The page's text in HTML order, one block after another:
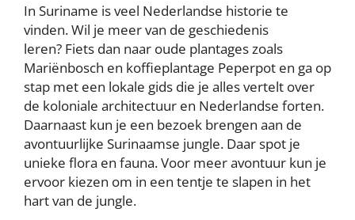
In Suriname is veel Nederlandse historie te
vinden. Wil je meer van de geschiedenis
leren? Fiets dan naar oude plantages zoals
Mariënbosch en koffieplantage Peperpot en ga op
stap met een lokale gids die je alles vertelt over
de koloniale architectuur en Nederlandse forten.
Daarnaast kun je een bezoek brengen aan de
avontuurlijke Surinaamse jungle. Daar spot je
unieke flora en fauna. Voor meer avontuur kun je
ervoor kiezen om in een tentje te slapen in het
hart van de jungle.